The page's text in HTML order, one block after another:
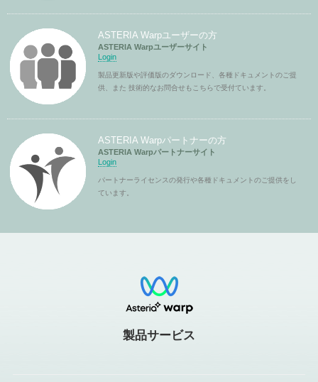
ASTERIA Warpユーザーの方
ASTERIA Warpユーザーサイト
Login
製品更新版や評価版のダウンロード、各種ドキュメントのご提
供、また 技術的なお問合せもこちらで受付ています。
ASTERIA Warpパートナーの方
ASTERIA Warpパートナーサイト
Login
パートナーライセンスの発行や各種ドキュメントのご提供をし
ています。
製品サービス